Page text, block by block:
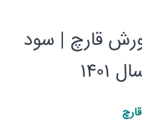
قارچ | سود